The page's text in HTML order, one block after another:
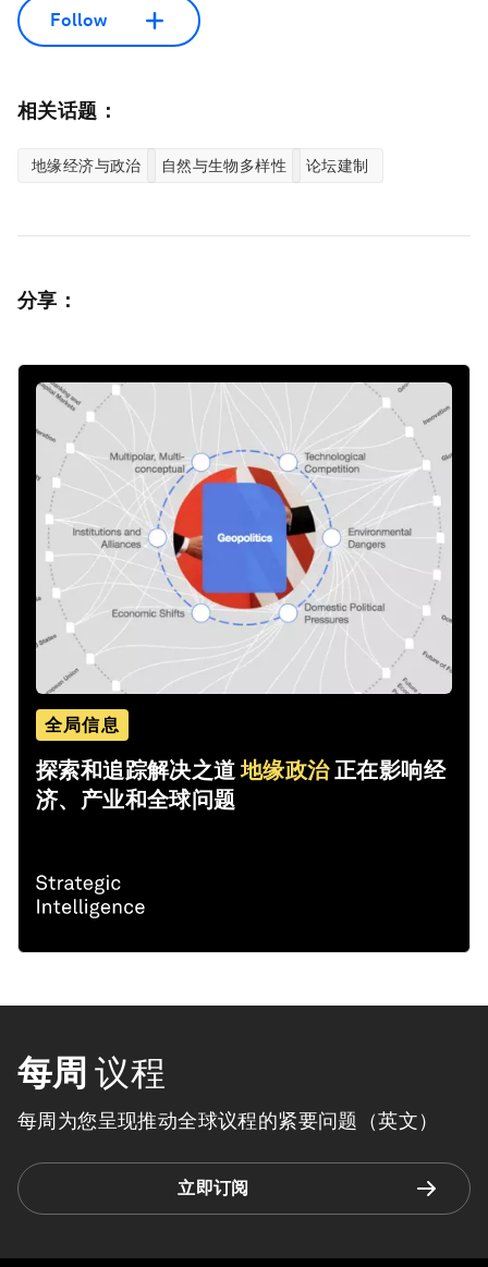
Follow
相关话题：
地缘经济与政治 自然与生物多样性 论坛建制
分享：
全局信息
探索和追踪解决之道地缘政治正在影响经
济、产业和全球问题
每周 议程
每周为您呈现推动全球议程的紧要问题（英文）
立即订阅